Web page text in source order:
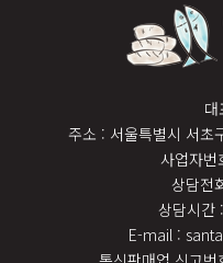
주소 : 서울특별시 서초
사업자번
상담전
상담시간
E-mail :